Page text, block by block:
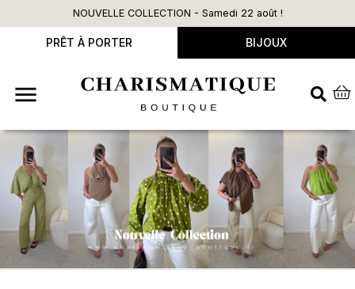
- Samedi 22 août ! Livraison
PRÊT À PORTER BIJOUX
